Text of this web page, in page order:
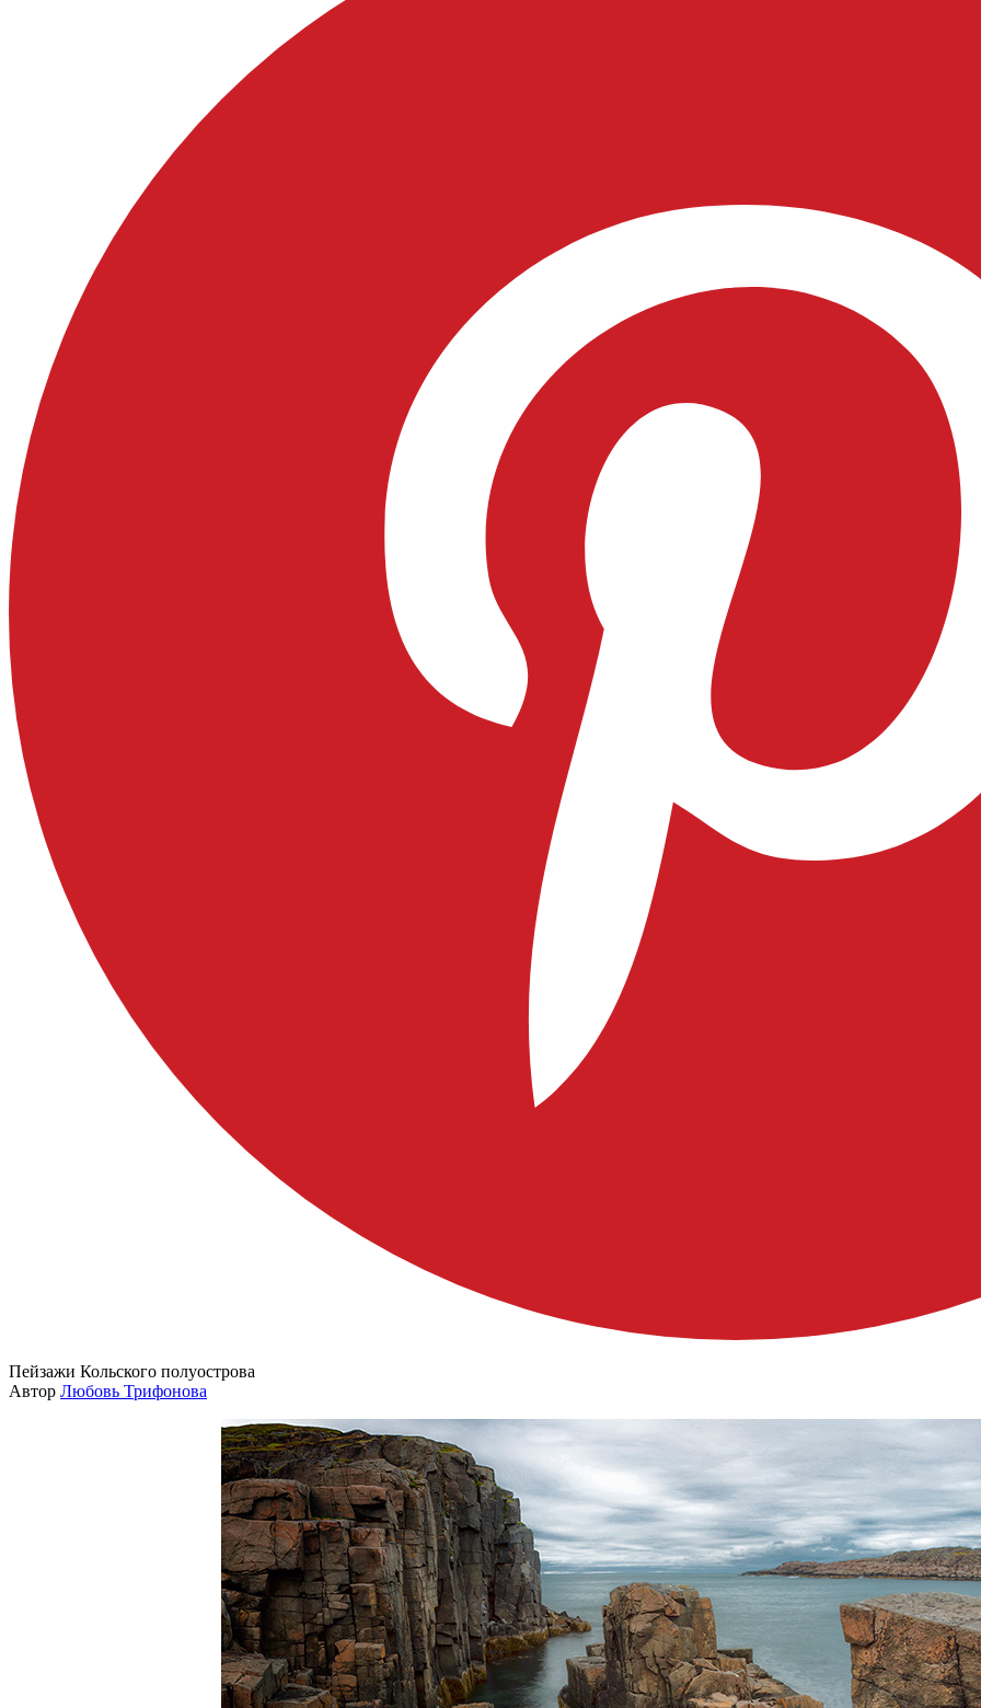
Пейзажи Кольского полуострова
Автор Любовь Трифонова